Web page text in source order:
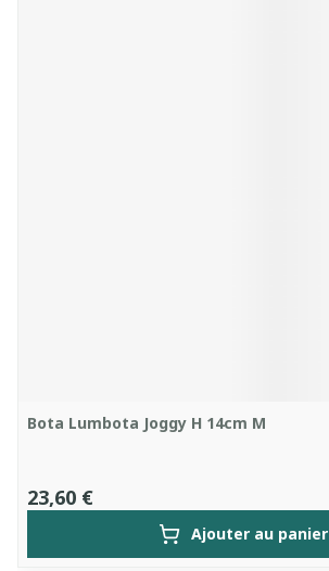
Bota Lumbota Joggy H 14cm M
23,60 €
Ajouter au panier